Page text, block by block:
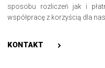
sposobu rozliczeń jak i
współpracę z korzyścią dla
KONTAKT